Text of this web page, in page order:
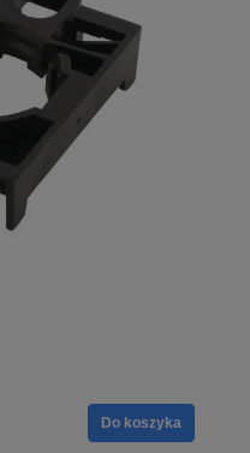
Do koszyka